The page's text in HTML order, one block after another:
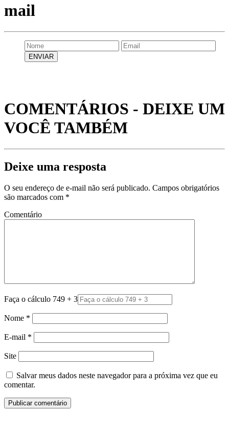
mail
COMENTÁRIOS - DEIXE UM
VOCÊ TAMBÉM
Deixe uma resposta
O seu endereço de e-mail não será publicado. Campos obrigatórios
são marcados com *
Comentário
Faça o cálculo 749 + 3
Nome *
E-mail *
Site
Salvar meus dados neste navegador para a próxima vez que eu
comentar.